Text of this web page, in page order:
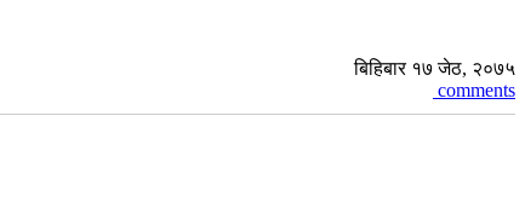
बिहिबार १७ जेठ, २०७५
comments